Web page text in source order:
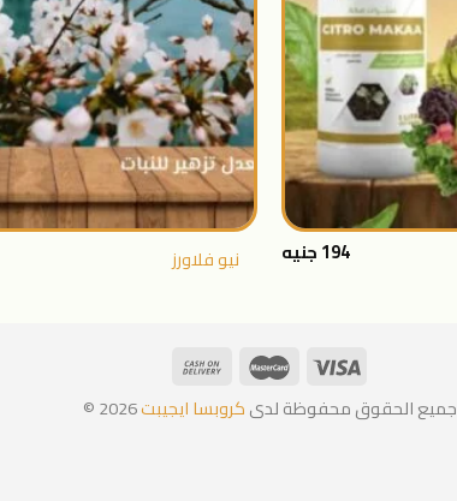
194جنيه نيو فلاورز
جميع الحقوق محفوظة لدىكروبسا ايجيبت2026 ©